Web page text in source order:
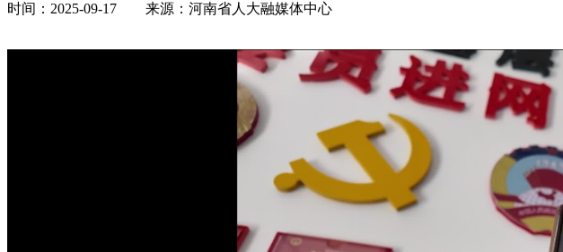
时间：2025-09-17 来源：河南省人大融媒体中心